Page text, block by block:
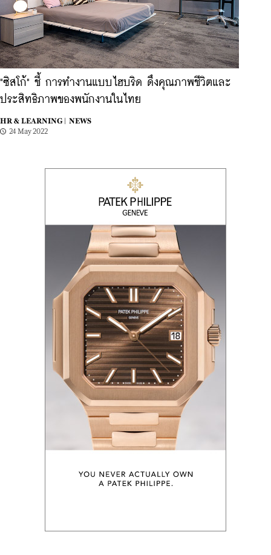
"ซิสโก้" ชี้ การทำงานแบบไฮบริด ดึงคุณภาพชีวิตและ
ประสิทธิภาพของพนักงานในไทย
HR & LEARNING |
NEWS
24 May 2022